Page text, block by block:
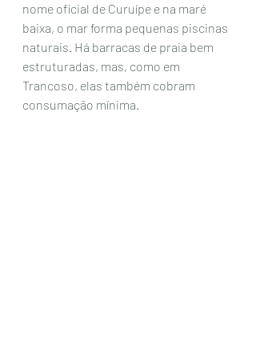
nome oficial de Curuípe e na maré
baixa, o mar forma pequenas piscinas
naturais. Há barracas de praia bem
estruturadas, mas, como em
Trancoso, elas também cobram
consumação mínima.